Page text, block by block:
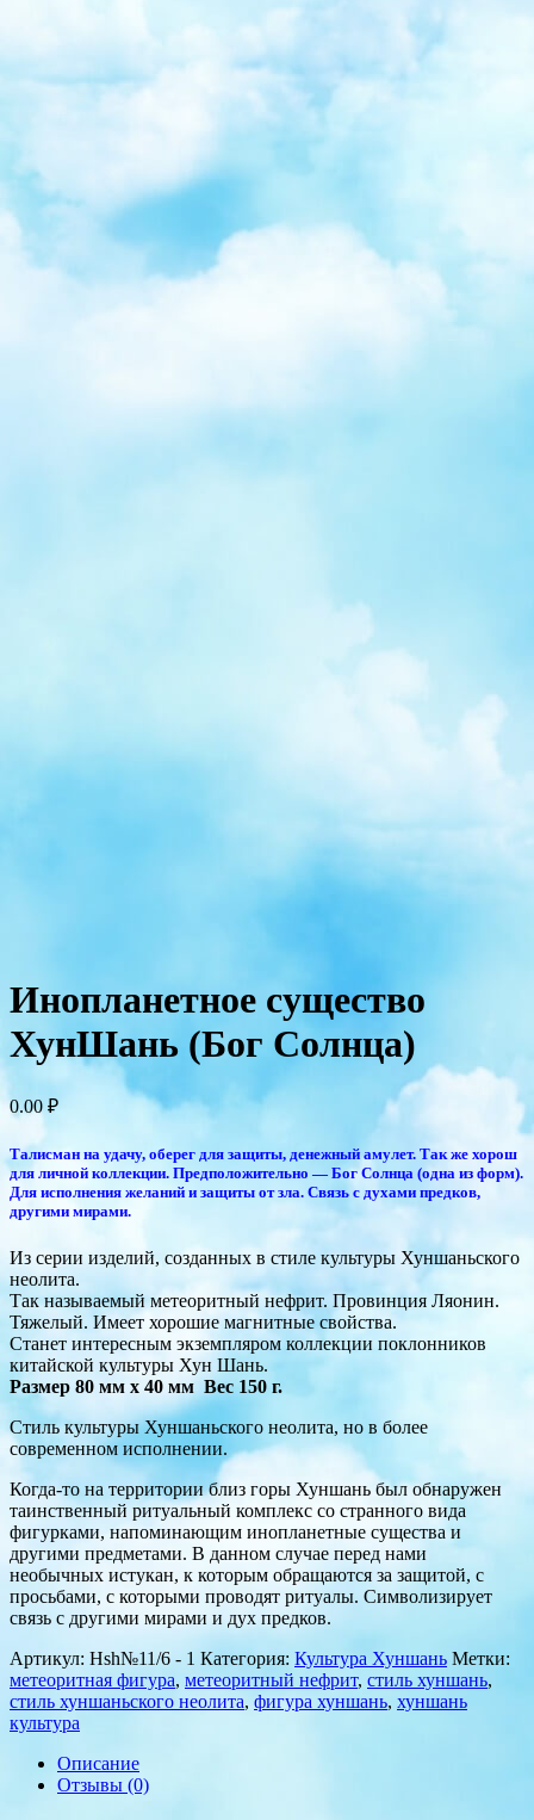
Инопланетное существо
ХунШань (Бог Солнца)
0.00 ₽
Талисман на удачу, оберег для защиты, денежный амулет. Так же хорош
для личной коллекции. Предположительно — Бог Солнца (одна из форм).
Для исполнения желаний и защиты от зла. Связь с духами предков,
другими мирами.
Из серии изделий, созданных в стиле культуры Хуншаньского
неолита.
Так называемый метеоритный нефрит. Провинция Ляонин.
Тяжелый. Имеет хорошие магнитные свойства.
Станет интересным экземпляром коллекции поклонников
китайской культуры Хун Шань.
Размер 80 мм х 40 мм Вес 150 г.
Стиль культуры Хуншаньского неолита, но в более
современном исполнении.
Когда-то на территории близ горы Хуншань был обнаружен
таинственный ритуальный комплекс со странного вида
фигурками, напоминающим инопланетные существа и
другими предметами. В данном случае перед нами
необычных истукан, к которым обращаются за защитой, с
просьбами, с которыми проводят ритуалы. Символизирует
связь с другими мирами и дух предков.
Артикул: Hsh№11/6 - 1 Категория: Культура Хуншань Метки:
метеоритная фигура, метеоритный нефрит, стиль хуншань,
стиль хуншаньского неолита, фигура хуншань, хуншань
культура
Описание
Отзывы (0)